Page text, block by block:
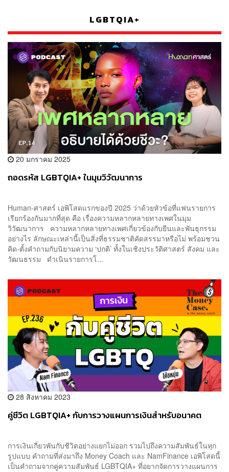
LGBTQIA+
20 มกราคม 2025
ถอดรหัส LGBTQIA+ ในมุมวิวัฒนาการ
Human-ศาสตร์ เอพิโสดแรกของปี 2025 ว่าด้วยหัวข้อที่แฟนรายการ
เรียกร้องกันมากที่สุด คือ เรื่องความหลากหลายทางเพศในมุม
วิวัฒนาการ ความหลากหลายทางเพศเกี่ยวข้องกับยีนและพันธุกรรม
อย่างไร ลักษณะเหล่านี้เป็นสิ่งที่ธรรมชาติคัดสรรมาหรือไม่ พร้อมชวน
คิด-ตั้งคำถามกับนิยามความ ‘ปกติ’ ทั้งในเชิงประวัติศาสตร์ สังคม และ
วัฒนธรรม ดำเนินรายการโ...
28 สิงหาคม 2023
คู่ชีวิต LGBTQIA+ กับการวางแผนการเงินสำหรับอนาคต
การเงินเกี่ยวพันกับชีวิตอย่างแยกไม่ออก รวมไปถึงความสัมพันธ์ในทุก
รูปแบบ คำถามที่ส่งมาถึง Money Coach และ NamFinance เอพิโสดนี้
เป็นคำถามจากคู่ความสัมพันธ์ LGBTQIA+ ที่อยากจัดการวางแผนการ